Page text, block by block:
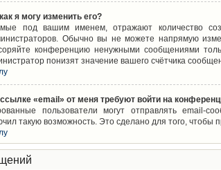
я могу изменить его?
под вашим именем, отражают количество
Обычно вы не можете напрямую
конференцию ненужными сообщениями
понизят значение вашего счётчика
«email» от меня требуют войти на
пользователи могут отправлять
такую возможность. Это сделано для того,